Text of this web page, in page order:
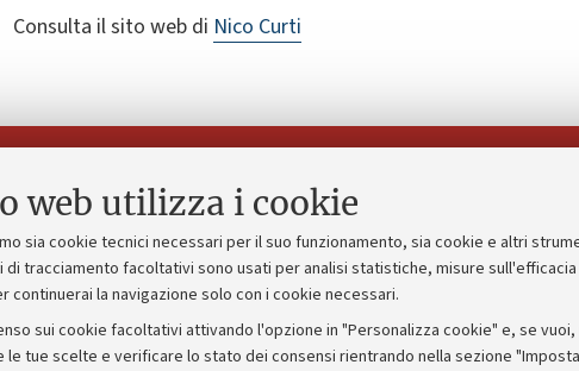
web utilizza i cookie
sia cookie tecnici necessari per il suo funzionamento, sia cookie e altri
tracciamento facoltativi sono usati per analisi statistiche, misure
continuerai la navigazione solo con i cookie necessari.
sui cookie facoltativi attivando l'opzione in "Personalizza cookie" e, se
tue scelte e verificare lo stato dei consensi rientrando nella sezione
Consulta il sito web di Nico Curti
generale
Piano strategico
Bilanci
Donazioni e 5x1000